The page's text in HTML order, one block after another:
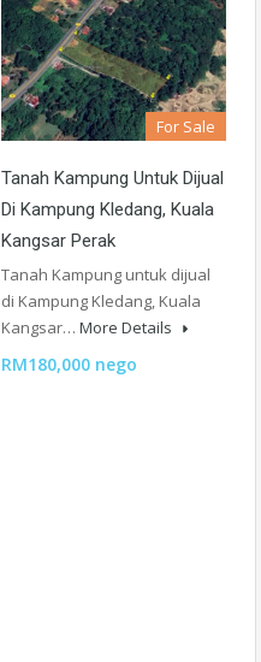
For Sale
Tanah Kampung Untuk Dijual
Di Kampung Kledang, Kuala
Kangsar Perak
Tanah Kampung untuk dijual
di Kampung Kledang, Kuala
Kangsar… More Details
RM180,000 nego